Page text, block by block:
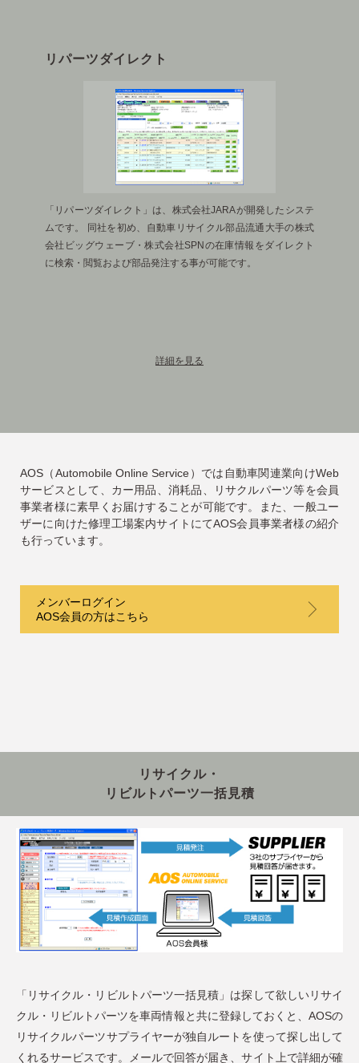
リパーツダイレクト
「リパーツダイレクト」は、株式会社JARAが開発したシステ
ムです。 同社を初め、自動車リサイクル部品流通大手の株式
会社ビッグウェーブ・株式会社SPNの在庫情報をダイレクト
に検索・閲覧および部品発注する事が可能です。
詳細を見る
AOS（Automobile Online Service）では自動車関連業向けWeb
サービスとして、カー用品、消耗品、リサクルパーツ等を会員
事業者様に素早くお届けすることが可能です。また、一般ユー
ザーに向けた修理工場案内サイトにてAOS会員事業者様の紹介
も行っています。
メンバーログイン
AOS会員の方はこちら
リサイクル・
リビルトパーツ一括見積
「リサイクル・リビルトパーツ一括見積」は探して欲しいリサイ
クル・リビルトパーツを車両情報と共に登録しておくと、AOSの
リサイクルパーツサプライヤーが独自ルートを使って探し出して
くれるサービスです。メールで回答が届き、サイト上で詳細が確